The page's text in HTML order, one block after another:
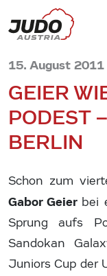
15. August 2011
GEIER
PODEST
BERLIN
Schon zum
Gabor Geier bei
Sprung aufs
Sandokan
Juniors Cup der